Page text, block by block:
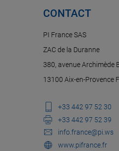
CONTACT
PI France SAS
ZAC de la Duranne
380, avenue Archimède
13100 Aix-en-Provence
+33 442 97 52 30
+33 442 97 52 39
info.france@pi.ws
www.pifrance.fr